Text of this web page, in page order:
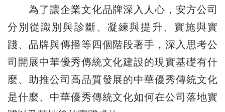
為了讓企業文化品牌深入人心，安方公司
分別從識別與診斷、凝練與提升、實施與實
踐、品牌與傳播等四個階段著手，深入思考公
司開展中華優秀傳統文化建設的現實基礎有什
麼、助推公司高品質發展的中華優秀傳統文化
是什麼、中華優秀傳統文化如何在公司落地實